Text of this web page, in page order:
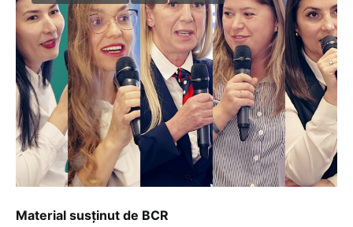
Material susținut de BCR